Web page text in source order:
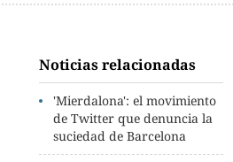
Noticias relacionadas
'Mierdalona': el movimiento
de Twitter que denuncia la
suciedad de Barcelona